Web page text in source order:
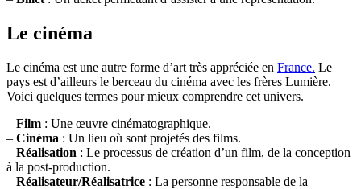
Le cinéma
Le cinéma est une autre forme d’art très appréciée en France. Le
pays est d’ailleurs le berceau du cinéma avec les frères Lumière.
Voici quelques termes pour mieux comprendre cet univers.
– Film : Une œuvre cinématographique.
– Cinéma : Un lieu où sont projetés des films.
– Réalisation : Le processus de création d’un film, de la conception
à la post-production.
– Réalisateur/Réalisatrice : La personne responsable de la